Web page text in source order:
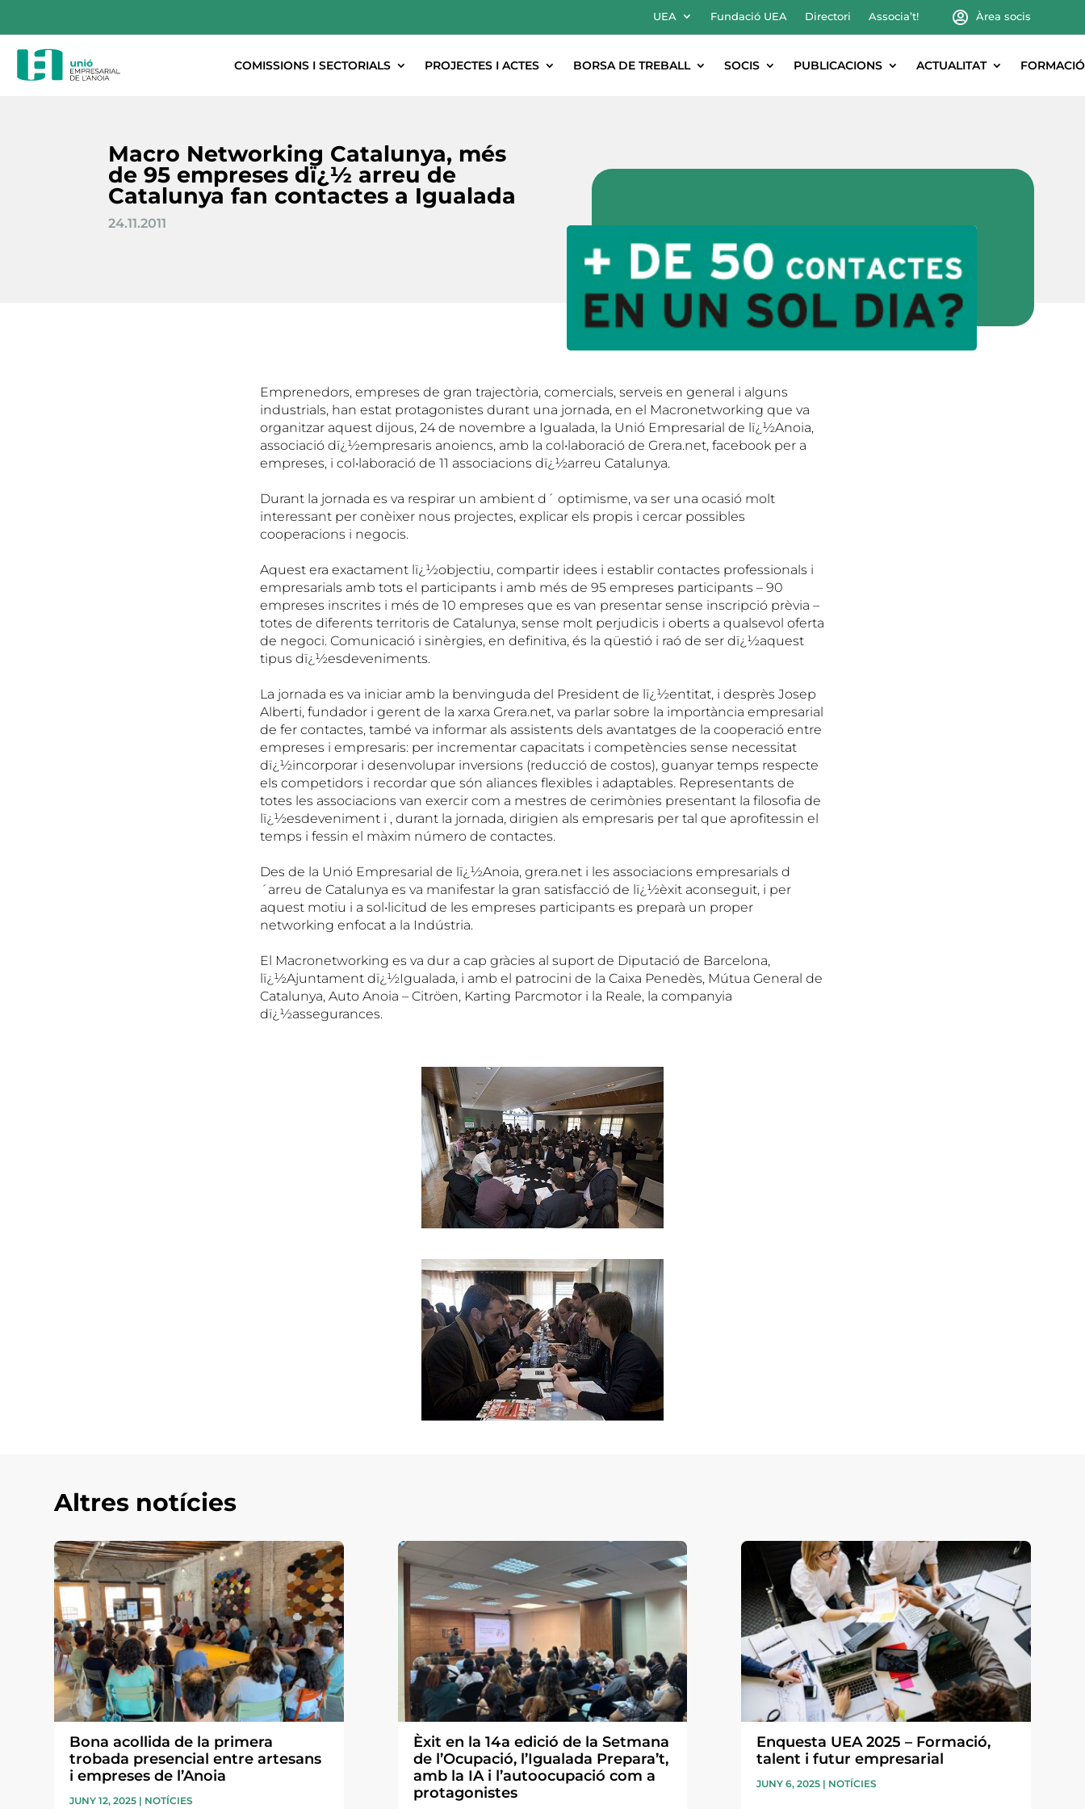
UEA Fundació UEA Directori Associa’t! Àrea socis
COMISSIONS I SECTORIALS PROJECTES I ACTES BORSA DE TREBALL SOCIS PUBLICACIONS ACTUALITAT FORMACIÓ
Macro Networking Catalunya, més
de 95 empreses dï¿½ arreu de
Catalunya fan contactes a Igualada
24.11.2011
Emprenedors, empreses de gran trajectòria, comercials, serveis en general i alguns
industrials, han estat protagonistes durant una jornada, en el Macronetworking que va
organitzar aquest dijous, 24 de novembre a Igualada, la Unió Empresarial de lï¿½Anoia,
associació dï¿½empresaris anoiencs, amb la col•laboració de Grera.net, facebook per a
empreses, i col•laboració de 11 associacions dï¿½arreu Catalunya.
Durant la jornada es va respirar un ambient d´ optimisme, va ser una ocasió molt
interessant per conèixer nous projectes, explicar els propis i cercar possibles
cooperacions i negocis.
Aquest era exactament lï¿½objectiu, compartir idees i establir contactes professionals i
empresarials amb tots el participants i amb més de 95 empreses participants – 90
empreses inscrites i més de 10 empreses que es van presentar sense inscripció prèvia –
totes de diferents territoris de Catalunya, sense molt perjudicis i oberts a qualsevol oferta
de negoci. Comunicació i sinèrgies, en definitiva, és la qüestió i raó de ser dï¿½aquest
tipus dï¿½esdeveniments.
La jornada es va iniciar amb la benvinguda del President de lï¿½entitat, i desprès Josep
Alberti, fundador i gerent de la xarxa Grera.net, va parlar sobre la importància empresarial
de fer contactes, també va informar als assistents dels avantatges de la cooperació entre
empreses i empresaris: per incrementar capacitats i competències sense necessitat
dï¿½incorporar i desenvolupar inversions (reducció de costos), guanyar temps respecte
els competidors i recordar que són aliances flexibles i adaptables. Representants de
totes les associacions van exercir com a mestres de cerimònies presentant la filosofia de
lï¿½esdeveniment i , durant la jornada, dirigien als empresaris per tal que aprofitessin el
temps i fessin el màxim número de contactes.
Des de la Unió Empresarial de lï¿½Anoia, grera.net i les associacions empresarials d
´arreu de Catalunya es va manifestar la gran satisfacció de lï¿½èxit aconseguit, i per
aquest motiu i a sol•licitud de les empreses participants es preparà un proper
networking enfocat a la Indústria.
El Macronetworking es va dur a cap gràcies al suport de Diputació de Barcelona,
lï¿½Ajuntament dï¿½Igualada, i amb el patrocini de la Caixa Penedès, Mútua General de
Catalunya, Auto Anoia – Citröen, Karting Parcmotor i la Reale, la companyia
dï¿½assegurances.
Altres notícies
Bona acollida de la primera
trobada presencial entre artesans
i empreses de l’Anoia
JUNY 12, 2025 | NOTÍCIES
Èxit en la 14a edició de la Setmana
de l’Ocupació, l’Igualada Prepara’t,
amb la IA i l’autoocupació com a
protagonistes
Enquesta UEA 2025 – Formació,
talent i futur empresarial
JUNY 6, 2025| NOTÍCIES